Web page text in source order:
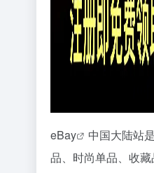
eBay
中国大陆站
品、时尚单品、收藏